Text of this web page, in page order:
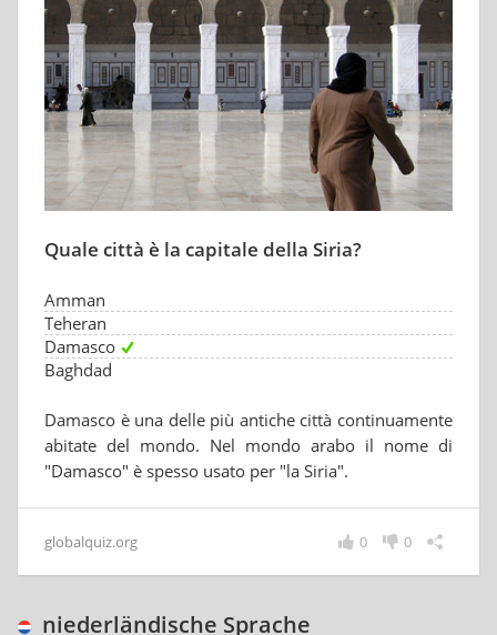
Quale città è la capitale della Siria?
Amman
Teheran
Damasco
Baghdad
Damasco è una delle più antiche città continuamente
abitate del mondo. Nel mondo arabo il nome di
"Damasco" è spesso usato per "la Siria".
globalquiz.org 0
0
niederländische Sprache